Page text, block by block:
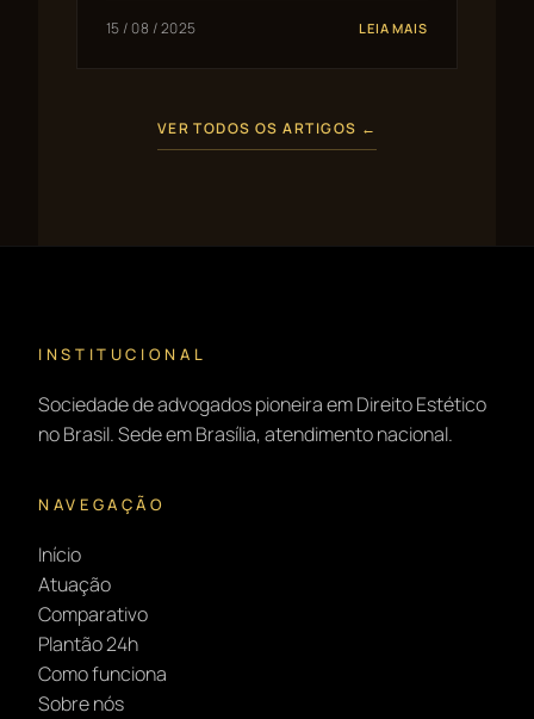
15 / 08 / 2025 LEIA MAIS
VER TODOS OS ARTIGOS ←
INSTITUCIONAL
Sociedade de advogados pioneira em Direito Estético
no Brasil. Sede em Brasília, atendimento nacional.
NAVEGAÇÃO
Início
Atuação
Comparativo
Plantão 24h
Como funciona
Sobre nós